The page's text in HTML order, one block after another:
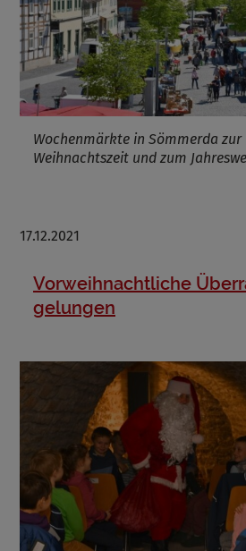
Wochenmärkte in Sömmerda zur
Weihnachtszeit und zum
17.12.2021
Vorweihnachtliche
gelungen
Infos schließen